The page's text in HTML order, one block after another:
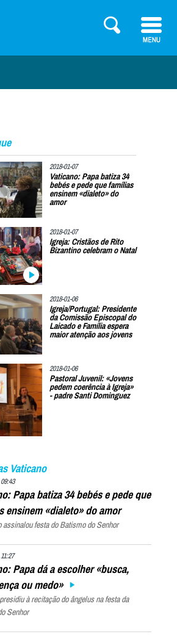
2018-01-07
Vaticano: Papa batiza 34
bebés e pede que famílias
ensinem «dialeto» do
amor
2018-01-07
Igreja: Cristãos de Rito
Bizantino celebram o Natal
2018-01-06
Igreja/Portugal: Presidente
da Comissão Episcopal do
Laicado e Família espera
maior atenção aos jovens
2018-01-06
Pastoral Juvenil: «Jovens
pedem coerência à Igreja»
- padre Santi Dominguez
Vaticano
Papa batiza 34 bebés e pede que
ensinem «dialeto» do amor
assinalou festa do Batismo do Senhor
Papa dá a escolher «busca,
ou medo»
à recitação do ângelus na festa da
Senhor